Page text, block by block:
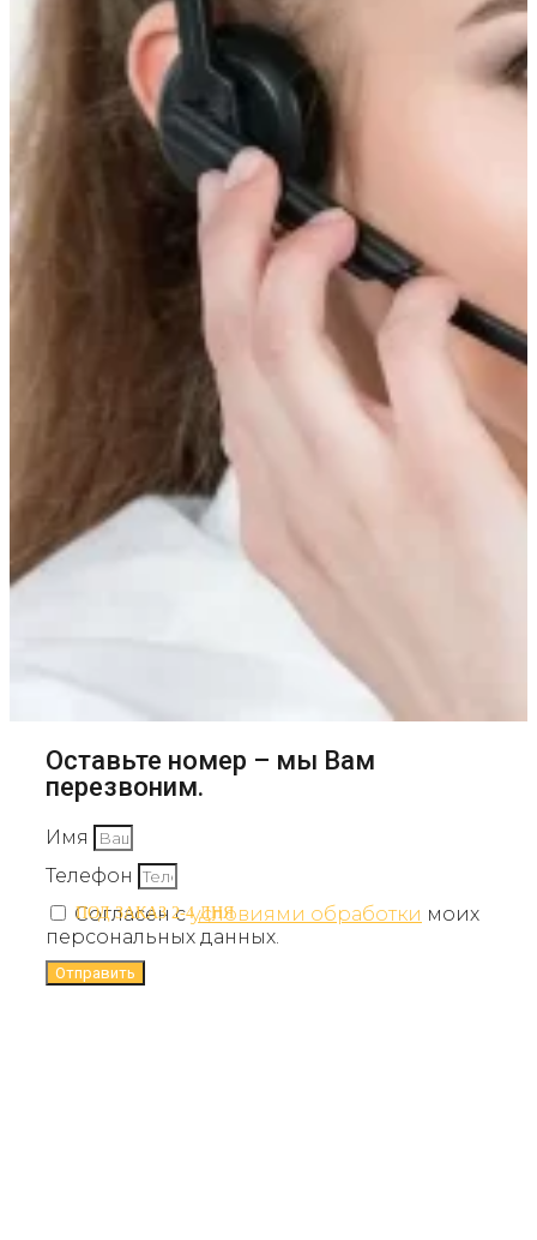
ПОД ЗАКАЗ 2-4 ДНЯ
Оставьте номер – мы Вам
перезвоним.
Имя
Телефон
Согласен сусловиями обработки моих
персональных данных.
Отправить